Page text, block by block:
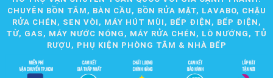
CHUYÊN BỒN TẮM, BÀN CẦU, BỒN RỬA MẶT, LAVABO, CHẬU
RỬA CHÉN, SEN VÒI, MÁY HÚT MÙI, BẾP ĐIỆN, BẾP ĐIỆN,
TỪ, GAS, MÁY NƯỚC NÓNG, MÁY RỬA CHÉN, LÒ NƯỚNG, TỦ
RƯỢU, PHỤ KIỆN PHÒNG TẮM & NHÀ BẾP